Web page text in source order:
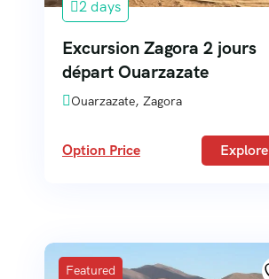
2 days
Excursion Zagora 2 jours
départ Ouarzazate
Ouarzazate, Zagora
Option Price Explore
Featured